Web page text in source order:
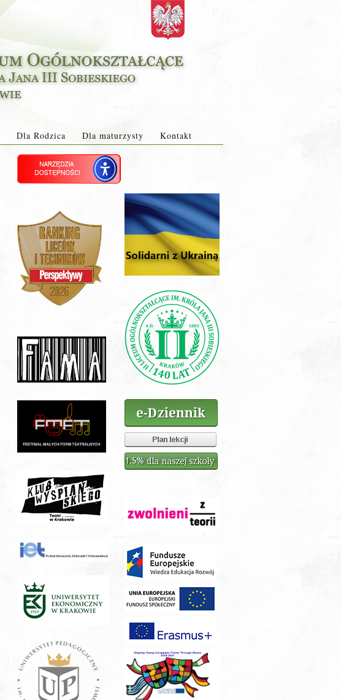
Dla Rodzica Dla maturzysty Kontakt